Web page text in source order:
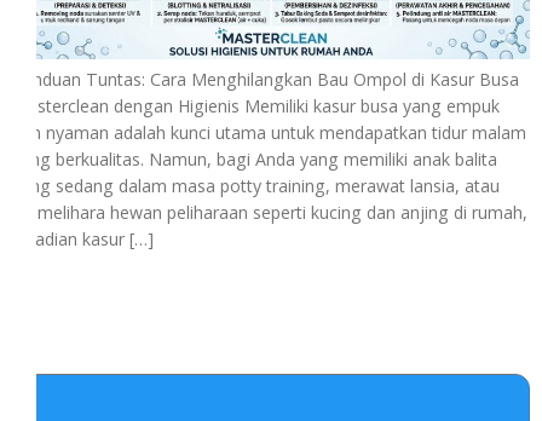
Panduan Tuntas: Cara Menghilangkan Bau Ompol di Kasur Busa
Masterclean dengan Higienis Memiliki kasur busa yang empuk
dan nyaman adalah kunci utama untuk mendapatkan tidur malam
yang berkualitas. Namun, bagi Anda yang memiliki anak balita
yang sedang dalam masa potty training, merawat lansia, atau
memelihara hewan peliharaan seperti kucing dan anjing di rumah,
kejadian kasur […]